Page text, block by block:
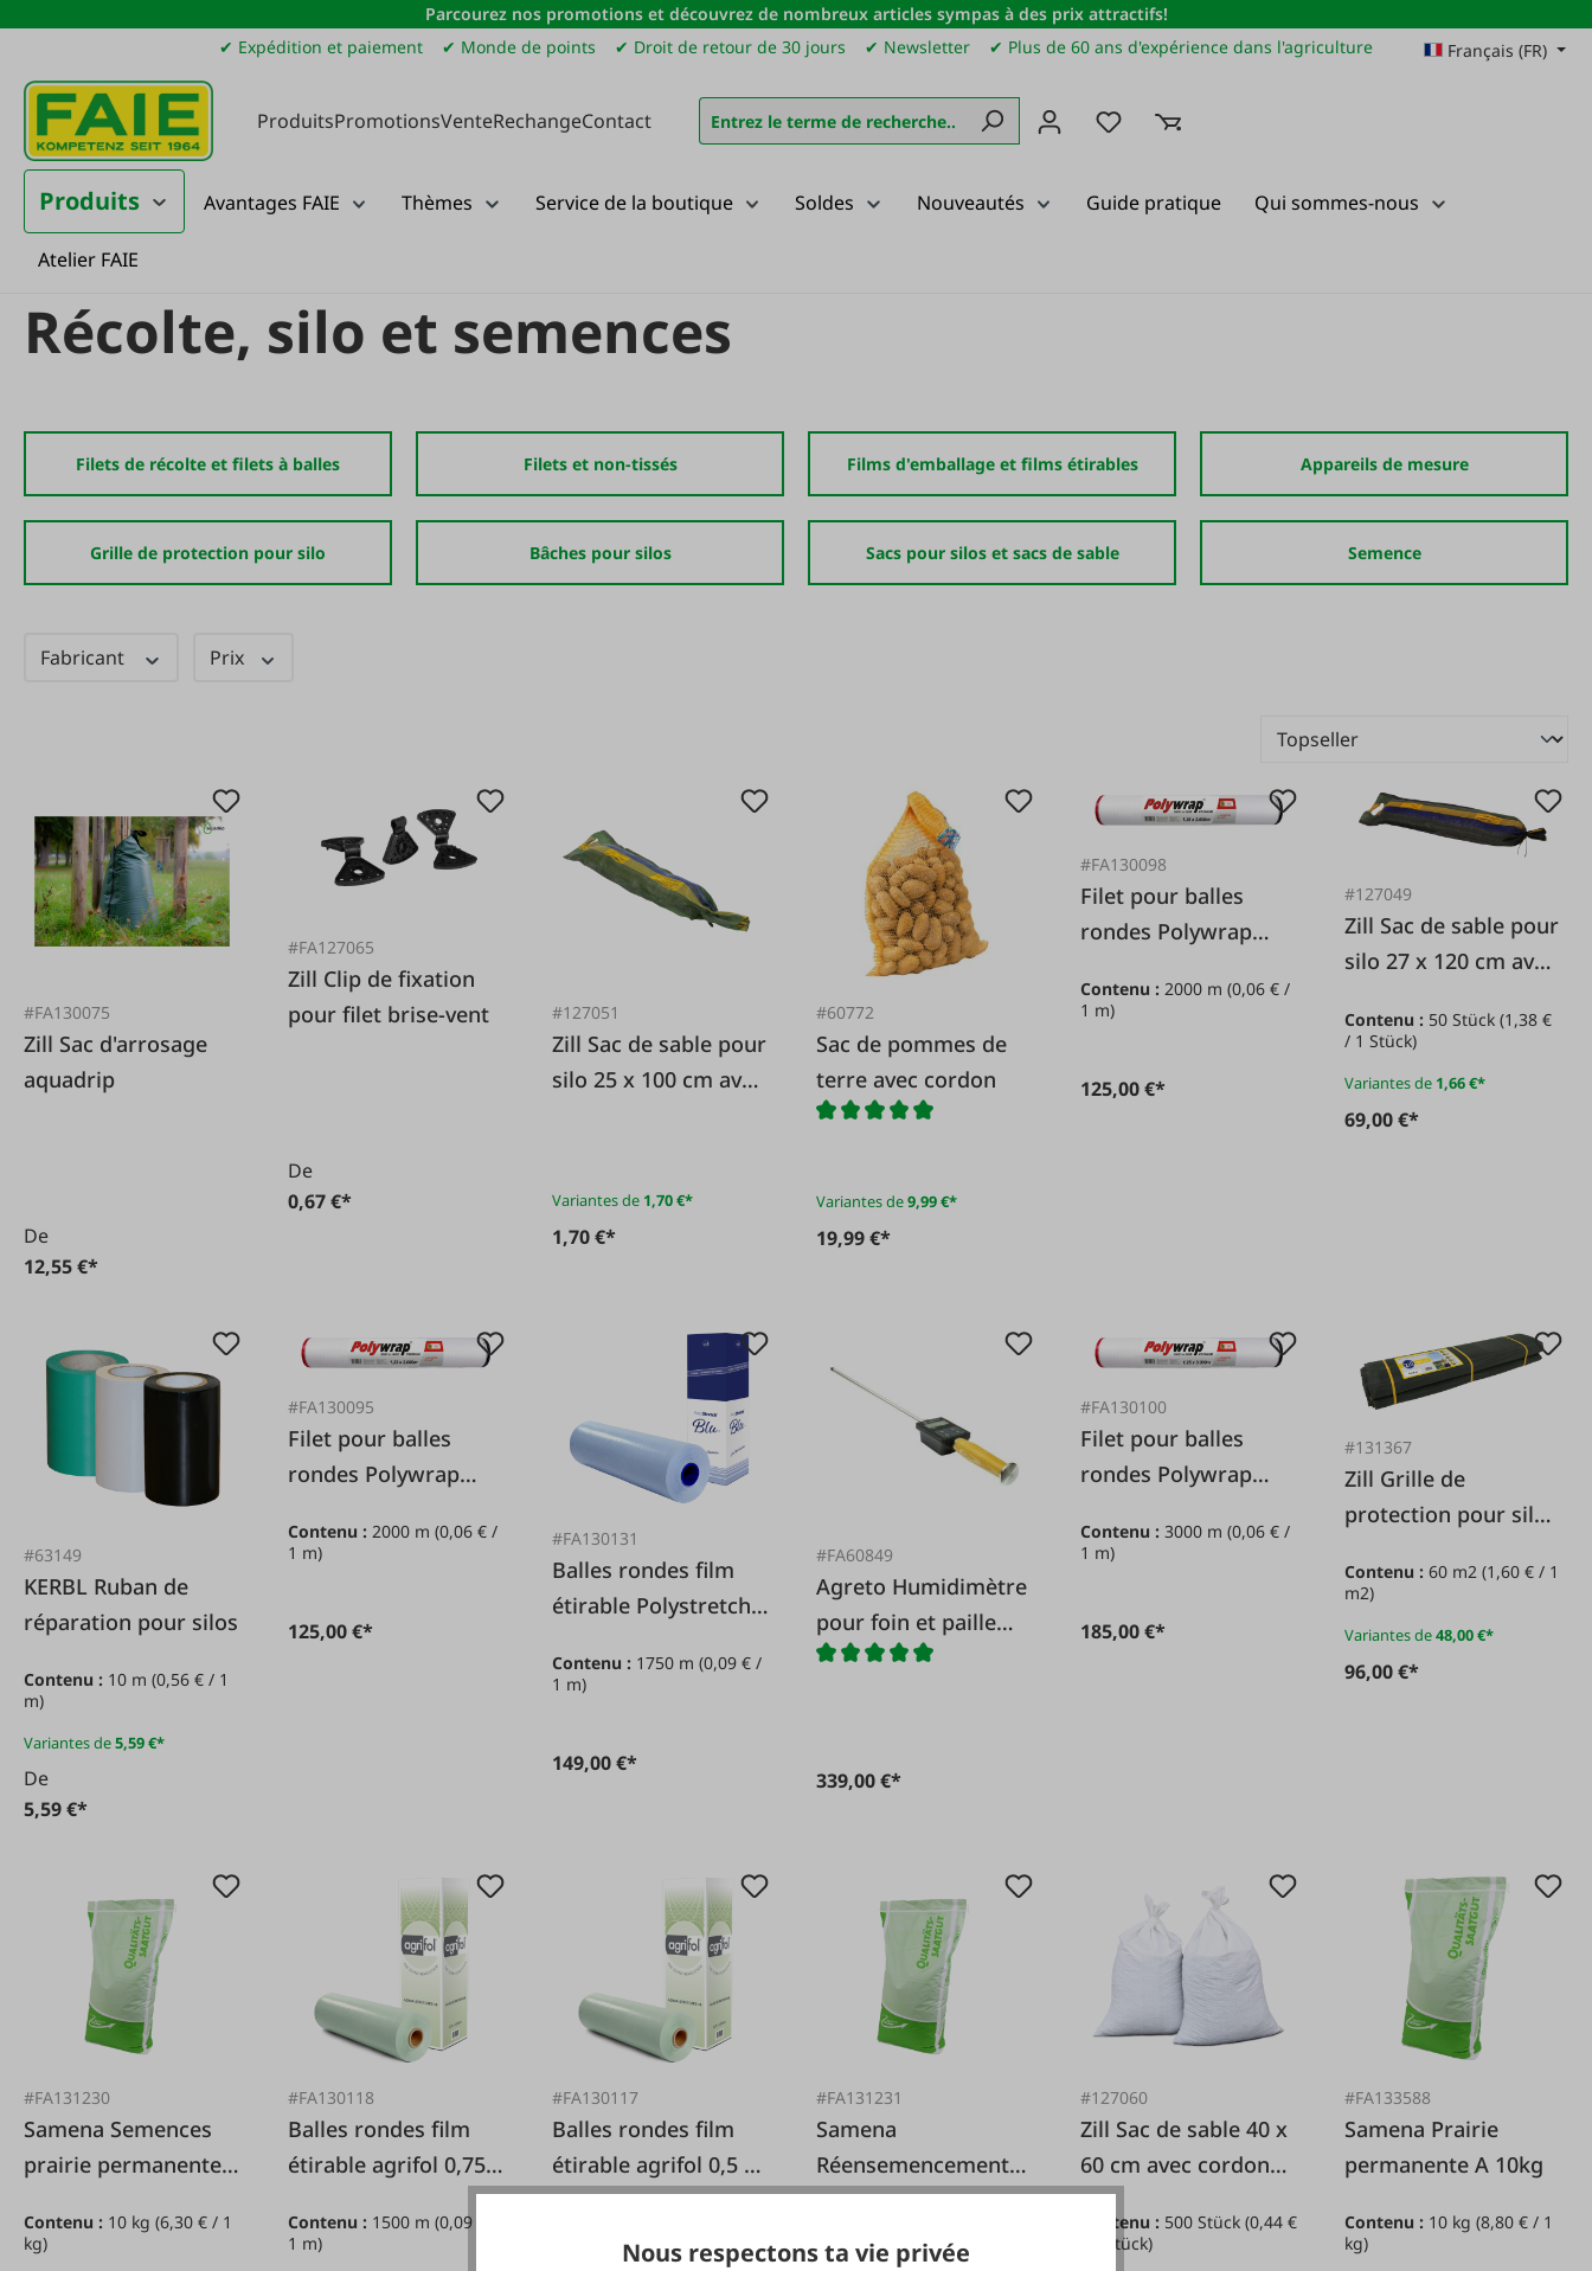
au contenu principal
Passer à la recherche
Passer à la navigation principale
Parcourez nos promotions et découvrez de nombreux articles sympas à des prix attractifs!
✔ Expédition et paiement
✔ Monde de points ✔ Droit de retour de 30 jours ✔ Newsletter ✔ Plus de 60 ans d'expérience dans l'agriculture Français (FR)
ProduitsPromotionsVenteRechangeContact Vous avez 0 articles dans votre liste de souhaits
Produits Avantages FAIE Thèmes Service de la boutique Soldes Nouveautés Guide pratique Qui sommes-nous
Atelier FAIE
Produits Élevage
Récolte, silo et semences
Filets de récolte et filets à balles Filets et non-tissés Films d'emballage et films étirables Appareils de mesure
Grille de protection pour silo Bâches pour silos Sacs pour silos et sacs de sable Semence
Fabricant Prix
#FA130075
Zill Sac d'arrosage
aquadrip
De
12,55 €*
#FA127065
Zill Clip de fixation
pour filet brise-vent
De
0,67 €*
#127051
Zill Sac de sable pour
silo 25 x 100 cm avec
Variantes de 1,70 €*
1,70 €*
#60772
Sac de pommes de
terre avec cordon
Variantes de9,99 €*
19,99 €*
#FA130098
Filet pour balles
rondes Polywrap
2.000 m
Contenu :2000 m(0,06 € /
1 m)
125,00 €*
#127049
Zill Sac de sable pour
silo 27 x 120 cm avec
Contenu : 50 Stück(1,38 €
/ 1 Stück)
Variantes de 1,66 €*
69,00 €*
#63149
KERBL Ruban de
réparation pour silos
Contenu : 10 m (0,56 € / 1
m)
Variantes de5,59 €*
De
5,59 €*
#FA130095
Filet pour balles
rondes Polywrap
2.000 m
Contenu :2000 m(0,06 € /
1 m)
125,00 €*
#FA130131
Balles rondes film
étirable Polystretch
Contenu : 1750 m(0,09 € /
1 m)
149,00 €*
#FA60849
Agreto Humidimètre
pour foin et paille
AGRETO HFM II 50
339,00 €*
#FA130100
Filet pour balles
rondes Polywrap
3.000 m
Contenu :3000 m(0,06 € /
1 m)
185,00 €*
#131367
Zill Grille de
protection pour silo
Contenu :60 m2(1,60 € / 1
m2)
Variantes de48,00 €*
96,00 €*
#FA131230
Samena Semences
prairie permanente
Contenu : 10 kg (6,30 € / 1
kg)
#FA130118
Balles rondes film
étirable agrifol 0,75 x
contenu recyclé
Contenu : 1500 m(0,09 € /
1 m)
#FA130117
Balles rondes film
étirable agrifol 0,5 x
1.800 m sans
#FA131231
Samena
Réensemencement
de graines NA 10 kg
kg)
#127060
Zill Sac de sable 40 x
60 cm avec cordon
de serrage
Contenu : 500 Stück(0,44 €
/ 1 Stück)
#FA133588
Samena Prairie
permanente A 10kg
Contenu : 10 kg(8,80 € / 1
kg)
Nous respectons ta vie privée